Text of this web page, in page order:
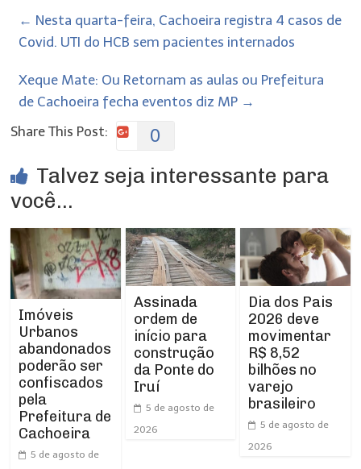
← Nesta quarta-feira, Cachoeira registra 4 casos de
Covid. UTI do HCB sem pacientes internados
Xeque Mate: Ou Retornam as aulas ou Prefeitura
de Cachoeira fecha eventos diz MP →
Share This Post:
0
Talvez seja interessante para
você...
Imóveis
Urbanos
abandonados
poderão ser
confiscados
pela
Prefeitura de
Cachoeira
5 de agosto de
Assinada
ordem de
início para
construção
da Ponte do
Iruí
5 de agosto de
2026
Dia dos Pais
2026 deve
movimentar
R$ 8,52
bilhões no
varejo
brasileiro
5 de agosto de
2026